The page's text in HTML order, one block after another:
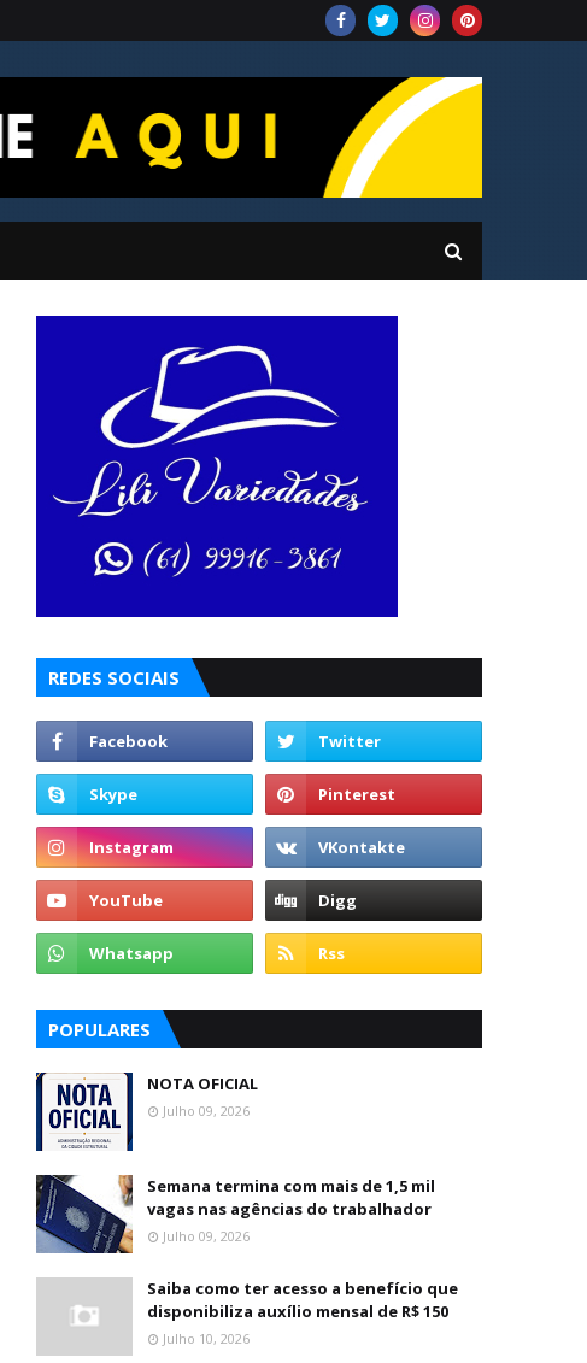
REDES SOCIAIS
POPULARES
NOTA OFICIAL
Julho 09, 2026
Semana termina com mais de 1,5 mil
vagas nas agências do trabalhador
Julho 09, 2026
Saiba como ter acesso a benefício que
disponibiliza auxílio mensal de R$ 150
Julho 10, 2026